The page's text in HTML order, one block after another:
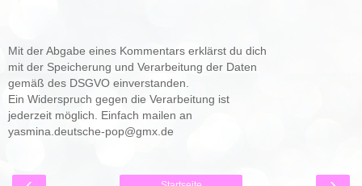
Mit der Abgabe eines Kommentars erklärst du dich
mit der Speicherung und Verarbeitung der Daten
gemäß des DSGVO einverstanden.
Ein Widerspruch gegen die Verarbeitung ist
jederzeit möglich. Einfach mailen an
yasmina.deutsche-pop@gmx.de